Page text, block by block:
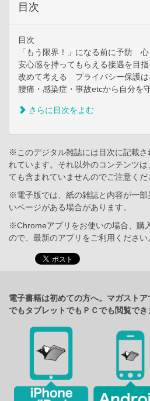
目次
目次
「もう限界！」になる前に予防
安心感を持ってもらえる接遇を目指
改めて考える プライバシー保護は
腰痛・感染症・事故etcから自分
さらに目次をよむ
※このデジタル雑誌には目次に記載さ
れています。それ以外のコンテンツ
ても含まれていませんのでご注意くだ
※電子版では、紙の雑誌と内容が一
いページがある場合があります。
※Chromeアプリをお使いの場合、購
ので、最新のアプリをご利用ください
電子書籍は初めての方へ。マガスト
でもタブレットでもＰＣでも閲覧でき